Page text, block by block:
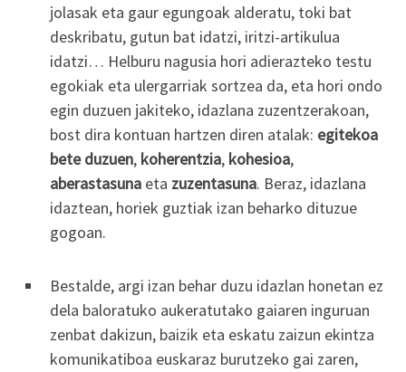
jolasak eta gaur egungoak alderatu, toki bat
deskribatu, gutun bat idatzi, iritzi-artikulua
idatzi… Helburu nagusia hori adierazteko testu
egokiak eta ulergarriak sortzea da, eta hori ondo
egin duzuen jakiteko, idazlana zuzentzerakoan,
bost dira kontuan hartzen diren atalak: egitekoa
bete duzuen, koherentzia, kohesioa,
aberastasuna eta zuzentasuna. Beraz, idazlana
idaztean, horiek guztiak izan beharko dituzue
gogoan.
Bestalde, argi izan behar duzu idazlan honetan ez
dela baloratuko aukeratutako gaiaren inguruan
zenbat dakizun, baizik eta eskatu zaizun ekintza
komunikatiboa euskaraz burutzeko gai zaren,